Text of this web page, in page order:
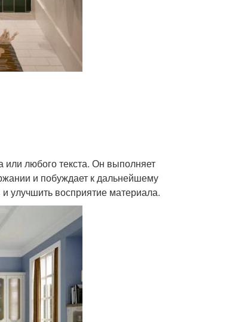
или любого текста. Он выполняет
и побуждает к дальнейшему
улучшить восприятие материала.